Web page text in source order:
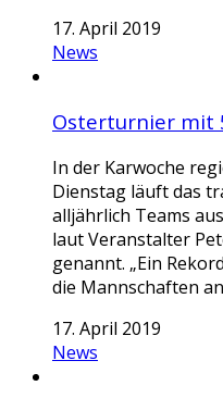
17. April 2019
News
Osterturnier mit
In der Karwoche
Dienstag läuft das
alljährlich Teams
laut Veranstalter
genannt. „Ein
die Mannschaften
17. April 2019
News